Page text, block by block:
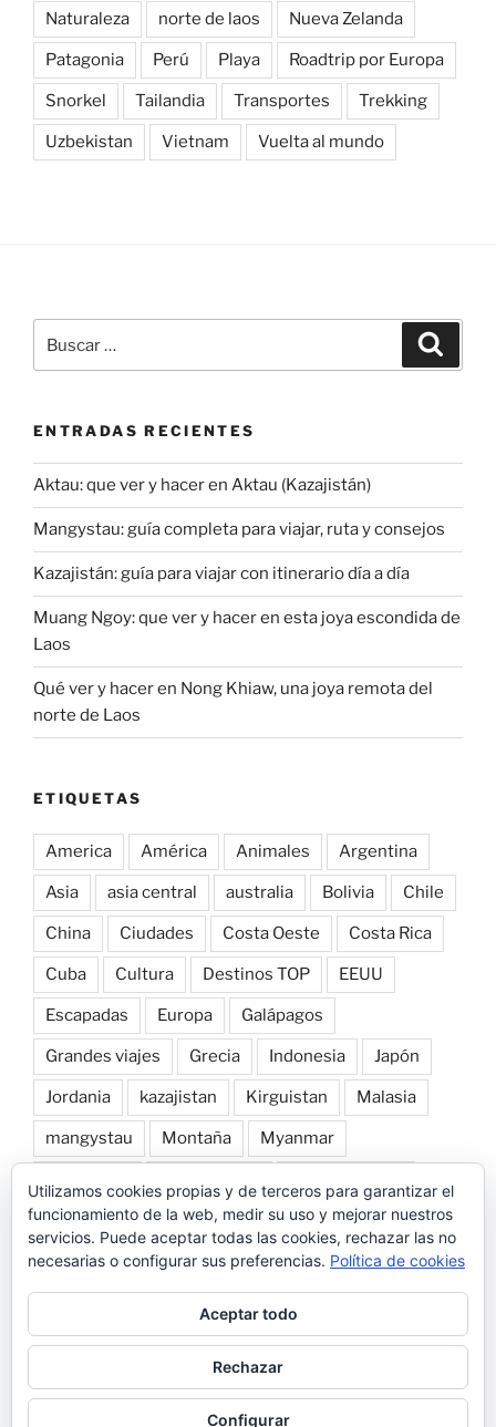
Naturaleza norte de laos Nueva Zelanda
Patagonia Perú Playa Roadtrip por Europa
Snorkel Tailandia Transportes Trekking
Uzbekistan Vietnam Vuelta al mundo
por:
ENTRADAS RECIENTES
Aktau: que ver y hacer en Aktau (Kazajistán)
Mangystau: guía completa para viajar, ruta y consejos
Kazajistán: guía para viajar con itinerario día a día
Muang Ngoy: que ver y hacer en esta joya escondida de
Laos
Qué ver y hacer en Nong Khiaw, una joya remota del
norte de Laos
ETIQUETAS
America América Animales Argentina
Asia asia central australia Bolivia Chile
China Ciudades Costa Oeste Costa Rica
Cuba Cultura Destinos TOP EEUU
Escapadas Europa Galápagos
Grandes viajes Grecia Indonesia Japón
Jordania kazajistan Kirguistan Malasia
mangystau Montaña Myanmar
Patagonia Perú Playa Roadtrip por Europa
Snorkel Tailandia Transportes Trekking
Funciona gracias a WordPress
Utilizamos cookies propias y de terceros para garantizar el
funcionamiento de la web, medir su uso y mejorar nuestros
servicios. Puede aceptar todas las cookies, rechazar las no
necesarias o configurar sus preferencias. Política de cookies
Aceptar todo
Rechazar
Configurar